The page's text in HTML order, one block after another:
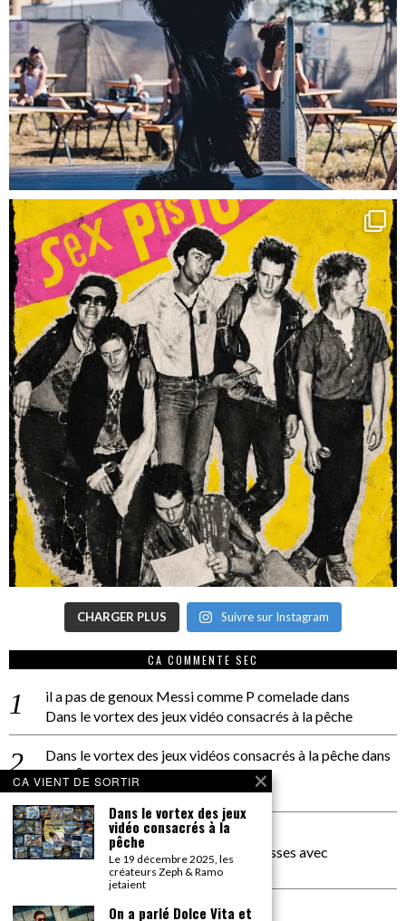
CHARGER PLUS Suivre sur Instagram
CA COMMENTE SEC
il a pas de genoux Messi comme P comeladedans
Dans le vortex des jeux vidéo consacrés à la pêche
Dans le vortex des jeux vidéos consacrés à la pêchedans
PACÔME THIELLEMENT
La séance d’Hip Gnose
La Patrie
dans
On a parlé Dolce Vita et lutte des classes avec
Bernardino Femminielli
carte noire negra à l'o tiededans
CA VIENT DE SORTIR
Dans le vortex des jeux
vidéo consacrés à la
pêche
Le 19 décembre 2025, les
créateurs Zeph & Ramo
jetaient
On a parlé Dolce Vita et